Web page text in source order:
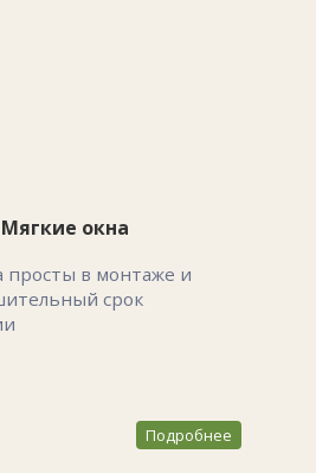
Мягкие окна
просты в монтаже и
срок
Подробнее